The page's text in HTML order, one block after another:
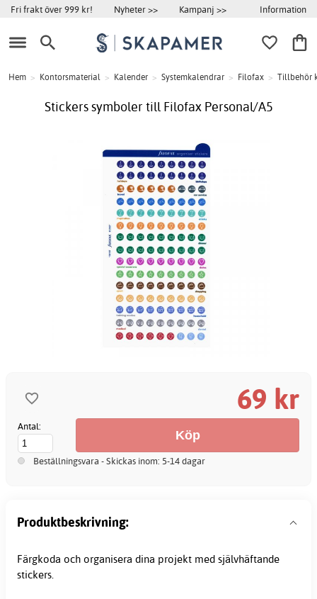
Fri frakt över 999 kr! Nyheter >> Kampanj >> Information
Hem > Kontorsmaterial > Kalender > Systemkalendrar > Filofax > Tillbehör
Stickers symboler till Filofax Personal/A5
69 kr
Antal:
Beställningsvara - Skickas inom: 5-14 dagar
Produktbeskrivning:
Färgkoda och organisera dina projekt med självhäftande
stickers.